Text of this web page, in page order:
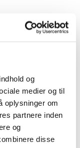
og
medier og til
oplysninger om
partnere inden
og
disse
M-Sport